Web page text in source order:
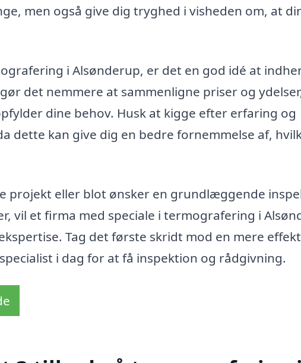
men også give dig tryghed i visheden om, at
i Alsønderup, er det en god idé at
det nemmere at sammenligne priser og
dine behov. Husk at kigge efter erfaring og
dette kan give dig en bedre fornemmelse af,
projekt eller blot ønsker en grundlæggende
vil et firma med speciale i termografering i
Tag det første skridt mod en mere
i dag for at få inspektion og rådgivning.